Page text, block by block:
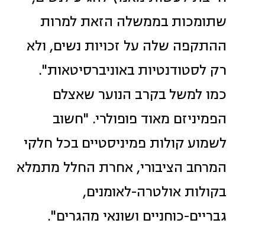
שתומכות בממשלה הזאת למרות
ההתקפה שלה על זכויות נשים, ולא
רק לסטודנטיות באוניברסיטאות".
כמו למשל בקרב הנוער שאצלם
הפמיניזם מאוד פופולרי. "חשוב
לשמוע קולות פמיניסטיים בכל חלקי
המרחב הציבורי, אחרת החלל מתמלא
בקולות אולטרה-לאומנים,
גבריים-כוחניים ושונאי מהגרים".